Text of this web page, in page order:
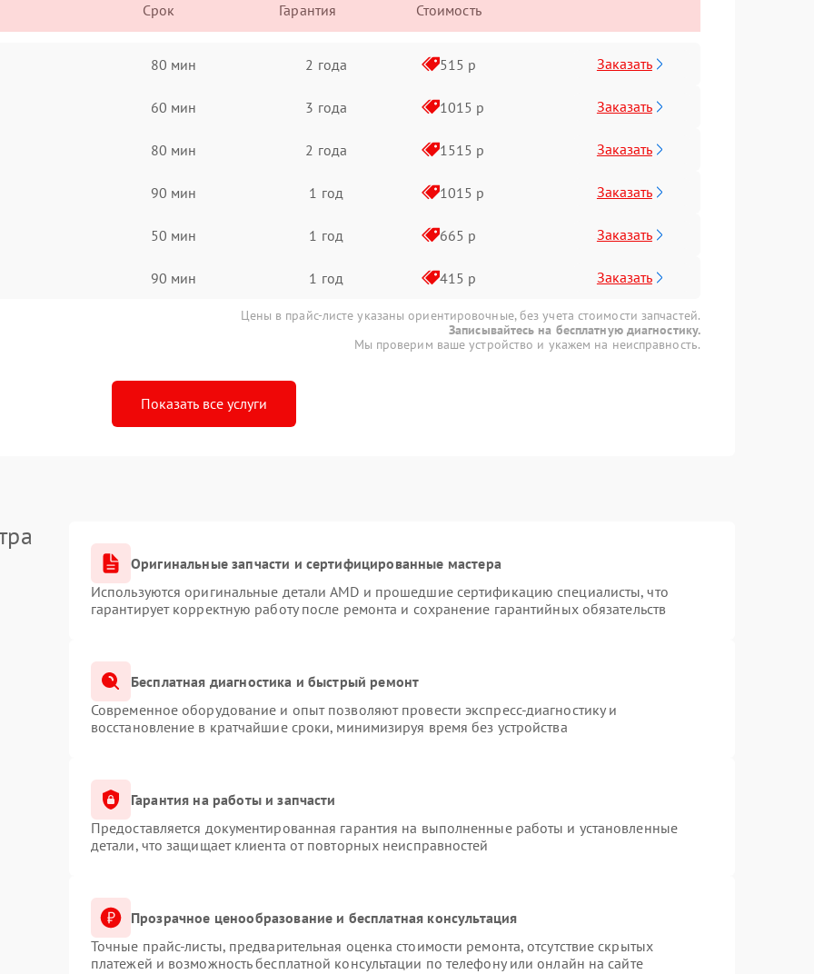
Срок Гарантия Стоимость
80 мин 2 года 515 р Заказать
60 мин 3 года 1015 р Заказать
80 мин 2 года 1515 р Заказать
90 мин 1 год 1015 р Заказать
50 мин 1 год 665 р Заказать
90 мин 1 год 415 р Заказать
Цены в прайс-листе указаны ориентировочные, без учета стоимости запчастей.
Записывайтесь на бесплатную диагностику.
Мы проверим ваше устройство и укажем на неисправность.
Показать все услуги
Оригинальные запчасти и сертифицированные мастера
Используются оригинальные детали AMD и прошедшие сертификацию специалисты, что
гарантирует корректную работу после ремонта и сохранение гарантийных обязательств
Бесплатная диагностика и быстрый ремонт
Современное оборудование и опыт позволяют провести экспресс-диагностику и
восстановление в кратчайшие сроки, минимизируя время без устройства
Гарантия на работы и запчасти
Предоставляется документированная гарантия на выполненные работы и установленные
детали, что защищает клиента от повторных неисправностей
Прозрачное ценообразование и бесплатная консультация
Точные прайс-листы, предварительная оценка стоимости ремонта, отсутствие скрытых
платежей и возможность бесплатной консультации по телефону или онлайн на сайте